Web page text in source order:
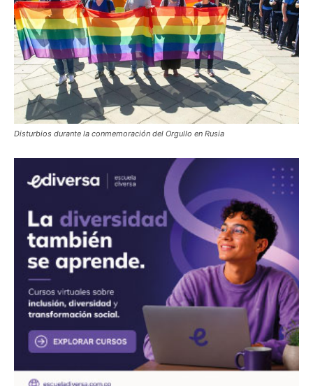
Disturbios durante la conmemoración del Orgullo en Rusia